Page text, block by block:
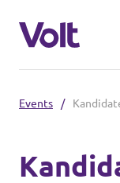
Volt
Volt Arnhem
Events /